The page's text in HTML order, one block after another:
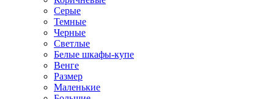
Серые
Темные
Черные
Светлые
Белые шкафы-купе
Венге
Размер
Маленькие